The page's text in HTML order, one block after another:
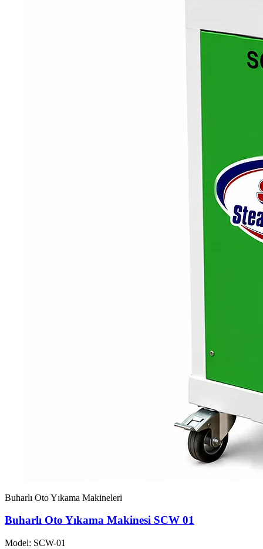
Buharlı Oto Yıkama Makineleri
Buharlı Oto Yıkama Makinesi SCW 01
Model: SCW-01